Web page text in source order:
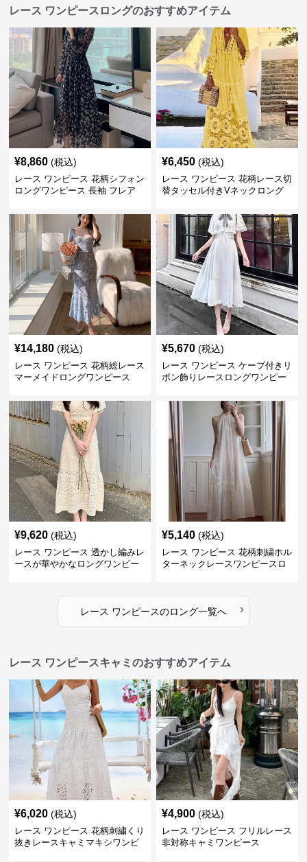
レース ワンピースロングのおすすめアイテム
¥8,860 (税込)
レース ワンピース 花柄シフォン
ロングワンピース 長袖 フレア
¥6,450 (税込)
レース ワンピース 花柄レース切
替タッセル付きVネックロング
¥14,180 (税込)
レース ワンピース 花柄総レース
マーメイドロングワンピース
¥5,670 (税込)
レース ワンピース ケープ付きリ
ボン飾りレースロングワンピー
¥9,620 (税込)
レース ワンピース 透かし編みレ
ースが華やかなロングワンピー
¥5,140 (税込)
レース ワンピース 花柄刺繍ホル
ターネックレースワンピースロ
レース ワンピースのロング一覧へ ›
レース ワンピースキャミのおすすめアイテム
¥6,020 (税込)
レース ワンピース 花柄刺繍くり
抜きレースキャミマキシワンピ
¥4,900 (税込)
レース ワンピース フリルレース
非対称キャミワンピース